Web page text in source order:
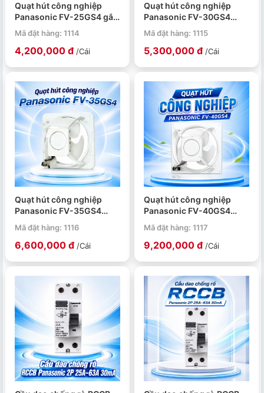
Quạt hút công nghiệp
Panasonic FV-25GS4 gắn
tường, công suất 39W
Mã đặt hàng: 1114
4,200,000 đ /Cái
Quạt hút công nghiệp
Panasonic FV-30GS4
59W lưu lượng gió 1800
CMH
Mã đặt hàng: 1115
5,300,000 đ /Cái
Quạt hút công nghiệp
Panasonic FV-35GS4
CMH
Mã đặt hàng: 1116
6,600,000 đ /Cái
Quạt hút công nghiệp
Panasonic FV-40GS4
CMH
Mã đặt hàng: 1117
9,200,000 đ /Cái